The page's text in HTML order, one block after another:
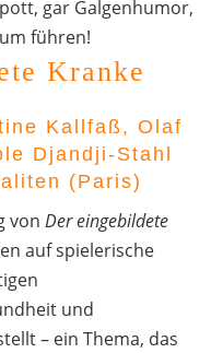
gar Galgenhumor,
führen!
Kranke
Kallfaß, Olaf
Djandji-Stahl
(Paris)
von Der eingebildete
auf spielerische
und
– ein Thema, das